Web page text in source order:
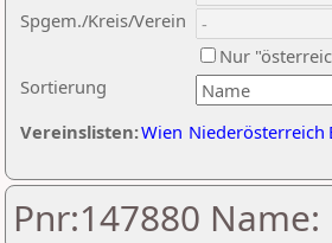
Sortierung
Spgem./Kreis/Verein
Nur
Vereinslisten:Wien Niederösterreich
Pnr:147880